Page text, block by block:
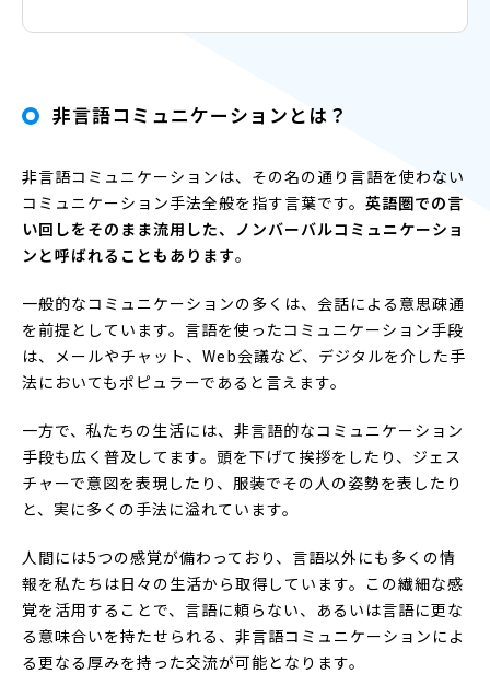
非言語コミュニケーションとは？
非言語コミュニケーションは、その名の通り言語を使わない
コミュニケーション手法全般を指す言葉です。 英語圏での言
い回しをそのまま流用した、ノンバーバルコミュニケーショ
ンと呼ばれることもあります。
一般的なコミュニケーションの多くは、会話による意思疎通
を前提としています。言語を使ったコミュニケーション手段
は、メールやチャット、Web会議など、デジタルを介した手
法においてもポピュラーであると言えます。
一方で、私たちの生活には、非言語的なコミュニケーション
手段も広く普及してます。頭を下げて挨拶をしたり、ジェス
チャーで意図を表現したり、服装でその人の姿勢を表したり
と、実に多くの手法に溢れています。
人間には5つの感覚が備わっており、言語以外にも多くの情
報を私たちは日々の生活から取得しています。この繊細な感
覚を活用することで、言語に頼らない、あるいは言語に更な
る意味合いを持たせられる、非言語コミュニケーションによ
る更なる厚みを持った交流が可能となります。